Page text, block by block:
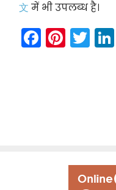
文 में भी उपलब्ध है।